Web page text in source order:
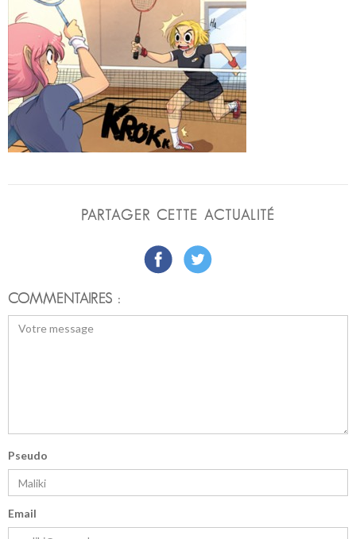
PARTAGER CETTE ACTUALITÉ
COMMENTAIRES :
Pseudo
Email